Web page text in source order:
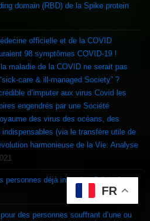
domain (RBD) de la Spike protein
officielle et de la COVID
98 symptômes COVID-19 !
maladie de la COVID ne serait pas
care & ill-managed Society” ?
d’imputer aux virus Covid les
engendrés par une Société
des virus des océans, des
(via le transfère utile de
harmonieuse de la Vie: Analyse
personnes déjà infectées ? July 9,
des personnes souffrant d’une ou
FR